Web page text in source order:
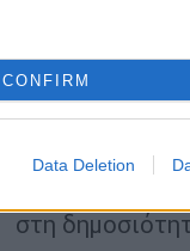
CONFIRM
Data Deletion
Το βίντεο
αμερικανικό
διάστημα ο
στη